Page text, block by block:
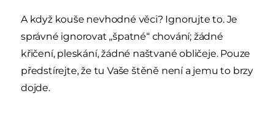
A když kouše nevhodné věci? Ignorujte to. Je
správné ignorovat „špatné“ chování; žádné
křičení, pleskání, žádné naštvané obličeje. Pouze
předstírejte, že tu Vaše štěně není a jemu to brzy
dojde.